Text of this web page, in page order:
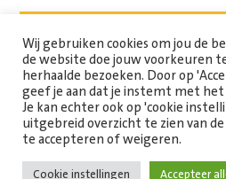
Copyright Spaarne Werkt ©
Wij gebruiken cookies om jou de
de website doe jouw voorkeuren
herhaalde bezoeken. Door op
geef je aan dat je instemt met het
Je kan echter ook op 'cookie
uitgebreid overzicht te zien van
te accepteren of weigeren.
Cookie instellingen Accepteer